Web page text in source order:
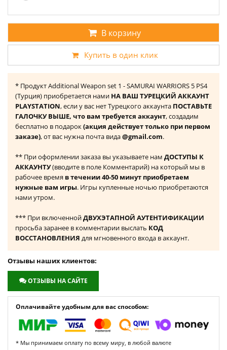
В корзину
Купить в один клик
* Продукт Additional Weapon set 1 - SAMURAI WARRIORS 5 PS4
(Турция) приобретается нами НА ВАШ ТУРЕЦКИЙ АККАУНТ
PLAYSTATION, если у вас нет Турецкого аккаунта ПОСТАВЬТЕ
ГАЛОЧКУ ВЫШЕ, что вам требуется аккаунт, создадим
бесплатно в подарок(акция действует только при первом
заказе), от вас нужна почта вида@gmail.com.
** При оформлении заказа вы указываете нам ДОСТУПЫ К
АККАУНТУ(вводите в поле Комментарий) на который мы в
рабочее время в течении 40-50 минут приобретаем
нужные вам игры. Игры купленные ночью приобретаются
нами утром.
*** При включеннойДВУХЭТАПНОЙ АУТЕНТИФИКАЦИИ
просьба заранее в комментарии выслать КОД
ВОССТАНОВЛЕНИЯ для мгновенного входа в аккаунт.
Отзывы наших клиентов:
ОТЗЫВЫ НА САЙТЕ
Оплачивайте удобным для вас способом:
* Мы принимаем оплату по всему миру, в любой валюте